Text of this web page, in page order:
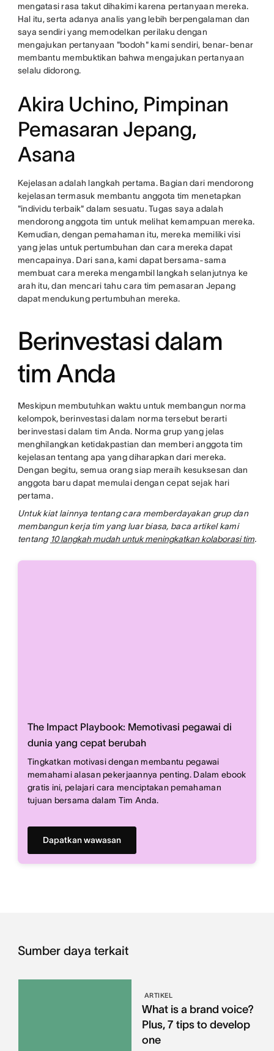
mengatasi rasa takut dihakimi karena pertanyaan mereka.
Hal itu, serta adanya analis yang lebih berpengalaman dan
saya sendiri yang memodelkan perilaku dengan
mengajukan pertanyaan "bodoh" kami sendiri, benar-benar
membantu membuktikan bahwa mengajukan pertanyaan
selalu didorong.
Akira Uchino, Pimpinan
Pemasaran Jepang,
Asana
Kejelasan adalah langkah pertama. Bagian dari mendorong
kejelasan termasuk membantu anggota tim menetapkan
"individu terbaik" dalam sesuatu. Tugas saya adalah
mendorong anggota tim untuk melihat kemampuan mereka.
Kemudian, dengan pemahaman itu, mereka memiliki visi
yang jelas untuk pertumbuhan dan cara mereka dapat
mencapainya. Dari sana, kami dapat bersama-sama
membuat cara mereka mengambil langkah selanjutnya ke
arah itu, dan mencari tahu cara tim pemasaran Jepang
dapat mendukung pertumbuhan mereka.
Berinvestasi dalam
tim Anda
Meskipun membutuhkan waktu untuk membangun norma
kelompok, berinvestasi dalam norma tersebut berarti
berinvestasi dalam tim Anda. Norma grup yang jelas
menghilangkan ketidakpastian dan memberi anggota tim
kejelasan tentang apa yang diharapkan dari mereka.
Dengan begitu, semua orang siap meraih kesuksesan dan
anggota baru dapat memulai dengan cepat sejak hari
pertama.
Untuk kiat lainnya tentang cara memberdayakan grup dan
membangun kerja tim yang luar biasa, baca artikel kami
tentang 10 langkah mudah untuk meningkatkan kolaborasi tim.
The Impact Playbook: Memotivasi pegawai di
dunia yang cepat berubah
Tingkatkan motivasi dengan membantu pegawai
memahami alasan pekerjaannya penting. Dalam ebook
gratis ini, pelajari cara menciptakan pemahaman
tujuan bersama dalam Tim Anda.
Dapatkan wawasan
Sumber daya terkait
ARTIKEL
What is a brand voice?
Plus, 7 tips to develop
one